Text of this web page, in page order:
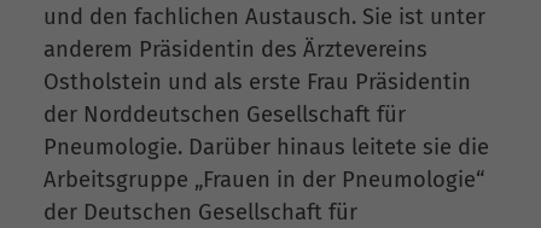
und den fachlichen Austausch. Sie ist unter
anderem Präsidentin des Ärztevereins
Ostholstein und als erste Frau Präsidentin
der Norddeutschen Gesellschaft für
Pneumologie. Darüber hinaus leitete sie die
Arbeitsgruppe „Frauen in der Pneumologie“
der Deutschen Gesellschaft für